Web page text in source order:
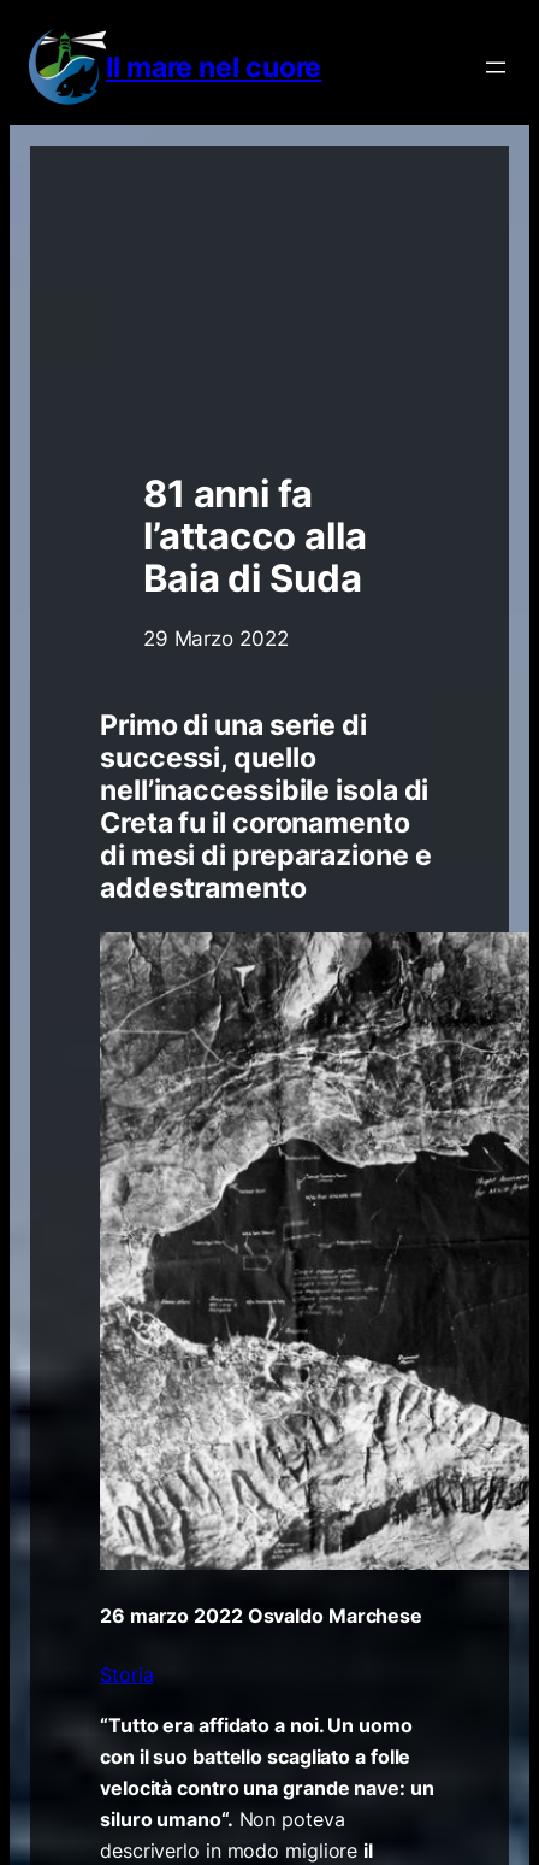
contenuto
Il mare nel cuore
81 anni fa
l’attacco alla
Baia di Suda
29 Marzo 2022
Primo di una serie di
successi, quello
nell’inaccessibile isola di
Creta fu il coronamento
di mesi di preparazione e
addestramento
26 marzo 2022 Osvaldo Marchese
Storia
“Tutto era affidato a noi. Un uomo
con il suo battello scagliato a folle
velocità contro una grande nave: un
siluro umano“. Non poteva
descriverlo in modo migliore il